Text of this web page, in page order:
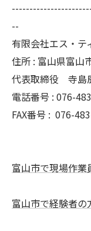
--
有限会社エス・テ
住所 : 富山県富山
代表取締役 寺島
電話番号 : 076-
FAX番号 : 076-
富山市で現場作業
富山市で経験者の